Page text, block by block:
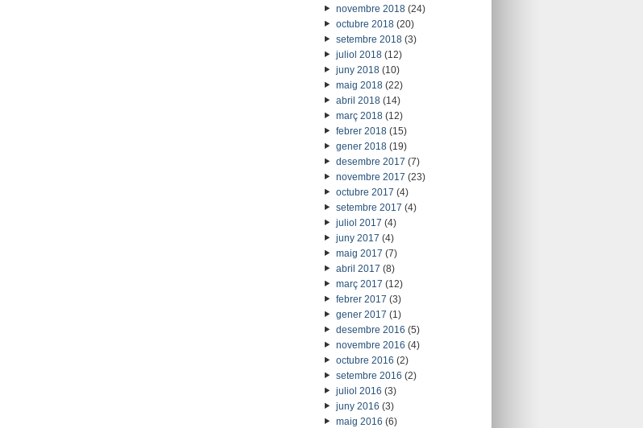
novembre 2018(24)
octubre 2018(20)
setembre 2018(3)
juliol 2018(12)
juny 2018(10)
maig 2018(22)
abril 2018(14)
març 2018(12)
febrer 2018(15)
gener 2018(19)
desembre 2017 (7)
novembre 2017 (23)
octubre 2017 (4)
setembre 2017 (4)
juliol 2017 (4)
juny 2017 (4)
maig 2017 (7)
abril 2017 (8)
març 2017 (12)
febrer 2017 (3)
gener 2017 (1)
desembre 2016 (5)
novembre 2016 (4)
octubre 2016 (2)
setembre 2016 (2)
juliol 2016 (3)
juny 2016 (3)
maig 2016 (6)